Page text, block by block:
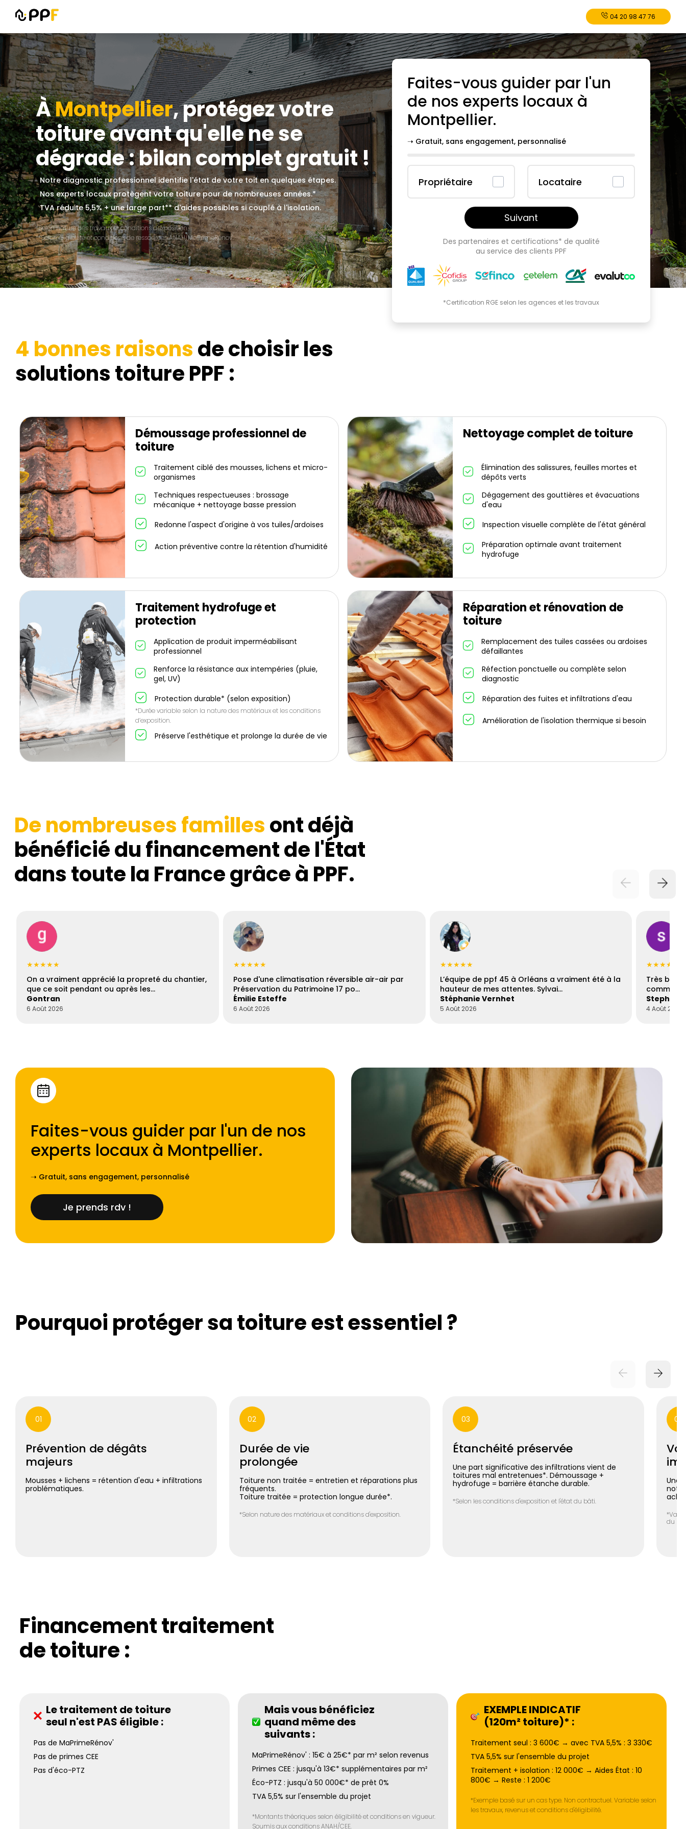
04 20 98 47 76
ÀMontpellier, protégez votre
toiture avant qu'elle ne se
dégrade : bilan complet gratuit !
Notre diagnostic professionnel identifie l'état de votre toit en quelques étapes.
Nos experts locaux protègent votre toiture pour de nombreuses années.*
TVA réduite 5,5% + une large part** d'aides possibles si couplé à l'isolation.
*Selon nature des travaux et conditions d'exposition.
**Selon éligibilité et conditions de ressources ANAH/MaPrimeRénov'.
Faites-vous guider par l'un
de nos experts locaux à
Montpellier.
➝ Gratuit, sans engagement, personnalisé
Propriétaire Locataire
Suivant
Des partenaires et certifications* de qualité
au service des clients PPF
*Certification RGE selon les agences et les travaux
4 bonnes raisonsde choisir les
solutions toiture PPF :
Démoussage professionnel de
toiture
Traitement ciblé des mousses, lichens et micro-
organismes
Techniques respectueuses : brossage
mécanique + nettoyage basse pression
Redonne l'aspect d'origine à vos tuiles/ardoises
Action préventive contre la rétention d'humidité
Nettoyage complet de toiture
Élimination des salissures, feuilles mortes et
dépôts verts
Dégagement des gouttières et évacuations
d'eau
Inspection visuelle complète de l'état général
Préparation optimale avant traitement
hydrofuge
Traitement hydrofuge et
protection
Application de produit imperméabilisant
professionnel
Renforce la résistance aux intempéries (pluie,
gel, UV)
Protection durable* (selon exposition)
*Durée variable selon la nature des matériaux et les conditions
d’exposition.
Préserve l'esthétique et prolonge la durée de vie
Réparation et rénovation de
toiture
Remplacement des tuiles cassées ou ardoises
défaillantes
Réfection ponctuelle ou complète selon
diagnostic
Réparation des fuites et infiltrations d'eau
Amélioration de l'isolation thermique si besoin
De nombreuses famillesont déjà
bénéficié du financement de l'État
dans toute la France grâce à PPF.
★★★★★
On a vraiment apprécié la propreté du chantier,
que ce soit pendant ou après les…
Gontran
6 Août 2026
★★★★★
Pose d'une climatisation réversible air-air par
Préservation du Patrimoine 17 po…
Émilie Esteffe
6 Août 2026
★★★★★
L’équipe de ppf 45 à Orléans a vraiment été à la
hauteur de mes attentes. Sylvai…
Stéphanie Vernhet
5 Août 2026
★★★★☆
Très
4 Août 2026
Faites-vous guider par l'un de nos
experts locaux à Montpellier.
➝ Gratuit, sans engagement, personnalisé
Je prends rdv !
Pourquoi protéger sa toiture est essentiel ?
01
Prévention de dégâts
majeurs
Mousses + lichens = rétention d'eau + infiltrations
problématiques.
02
Durée de vie
prolongée
Toiture non traitée = entretien et réparations plus
fréquents.
Toiture traitée = protection longue durée*.
*Selon nature des matériaux et conditions d'exposition.
03
Étanchéité préservée
Une part significative des infiltrations vient de
toitures mal entretenues*. Démoussage +
hydrofuge = barrière étanche durable.
*Selon les conditions d'exposition et l'état du bâti.
04
Une
du
Financement traitement
de toiture :
Le traitement de toiture
seul n'est PAS éligible :
Pas de MaPrimeRénov'
Pas de primes CEE
Pas d'éco-PTZ
Mais vous bénéficiez
quand même des
suivants :
MaPrimeRénov' : 15€ à 25€* par m² selon revenus
Primes CEE : jusqu'à 13€* supplémentaires par m²
Éco-PTZ : jusqu'à 50 000€* de prêt 0%
TVA 5,5% sur l'ensemble du projet
*Montants théoriques selon éligibilité et conditions en vigueur.
Soumis aux conditions ANAH/CEE.
EXEMPLE INDICATIF
(120m² toiture)* :
Traitement seul : 3 600€ → avec TVA 5,5% : 3 330€
TVA 5,5% sur l'ensemble du projet
Traitement + isolation : 12 000€ → Aides État : 10
800€ → Reste : 1 200€
*Exemple basé sur un cas type. Non contractuel. Variable selon
les travaux, revenus et conditions d'éligibilité.